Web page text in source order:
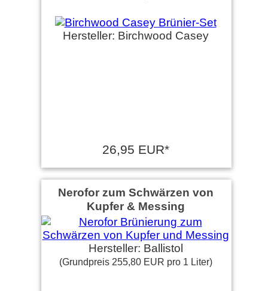
Hersteller: Birchwood Casey
26,95 EUR*
Nerofor zum Schwärzen von
Kupfer & Messing
Hersteller: Ballistol
(Grundpreis 255,80 EUR pro 1 Liter)